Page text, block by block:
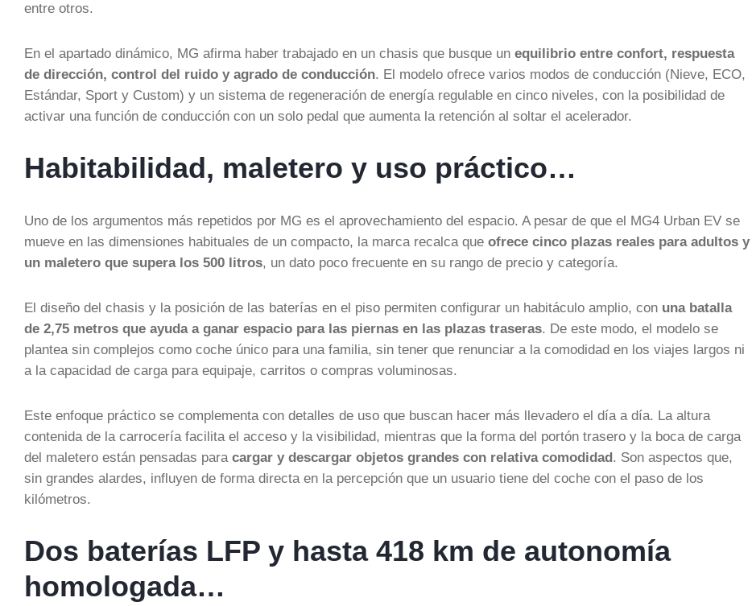
entre otros.
En el apartado dinámico, MG afirma haber trabajado en un chasis que busque un equilibrio entre confort, respuesta
de dirección, control del ruido y agrado de conducción. El modelo ofrece varios modos de conducción (Nieve, ECO,
Estándar, Sport y Custom) y un sistema de regeneración de energía regulable en cinco niveles, con la posibilidad de
activar una función de conducción con un solo pedal que aumenta la retención al soltar el acelerador.
Habitabilidad, maletero y uso práctico…
Uno de los argumentos más repetidos por MG es el aprovechamiento del espacio. A pesar de que el MG4 Urban EV se
mueve en las dimensiones habituales de un compacto, la marca recalca que ofrece cinco plazas reales para adultos y
un maletero que supera los 500 litros, un dato poco frecuente en su rango de precio y categoría.
El diseño del chasis y la posición de las baterías en el piso permiten configurar un habitáculo amplio, con una batalla
de 2,75 metros que ayuda a ganar espacio para las piernas en las plazas traseras. De este modo, el modelo se
plantea sin complejos como coche único para una familia, sin tener que renunciar a la comodidad en los viajes largos ni
a la capacidad de carga para equipaje, carritos o compras voluminosas.
Este enfoque práctico se complementa con detalles de uso que buscan hacer más llevadero el día a día. La altura
contenida de la carrocería facilita el acceso y la visibilidad, mientras que la forma del portón trasero y la boca de carga
del maletero están pensadas para cargar y descargar objetos grandes con relativa comodidad. Son aspectos que,
sin grandes alardes, influyen de forma directa en la percepción que un usuario tiene del coche con el paso de los
kilómetros.
Dos baterías LFP y hasta 418 km de autonomía
homologada…